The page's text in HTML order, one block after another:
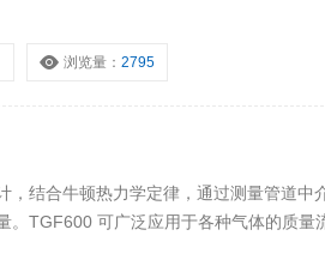
浏览量：2795
，结合牛顿热力学定律，通过测量管道中
。TGF600 可广泛应用于各种气体的质量